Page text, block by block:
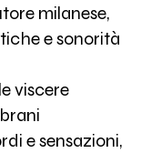
milanese,
e sonorità
viscere
e sensazioni,